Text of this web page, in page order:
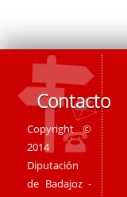
Contacto
Copyright ©
2014
Diputación
de Badajoz -